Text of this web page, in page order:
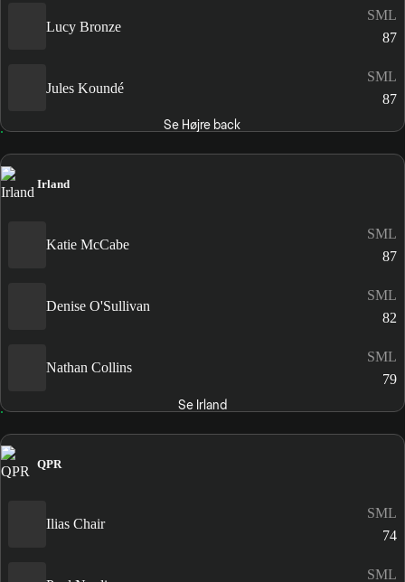
Lucy Bronze
SML
87
Jules Koundé
SML
87
Se Højre back
Irland
Katie McCabe
SML
87
Denise O'Sullivan
SML
82
Nathan Collins
SML
79
Se Irland
QPR
Ilias Chair
SML
74
SML